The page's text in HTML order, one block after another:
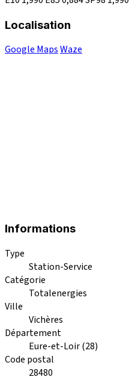
Localisation
Google MapsWaze
Informations
Type
Station-Service
Catégorie
Totalenergies
Ville
Vichères
Département
Eure-et-Loir (28)
Code postal
28480